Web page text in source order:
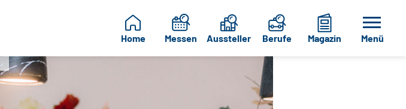
Home Messen Aussteller Berufe Magazin Menü